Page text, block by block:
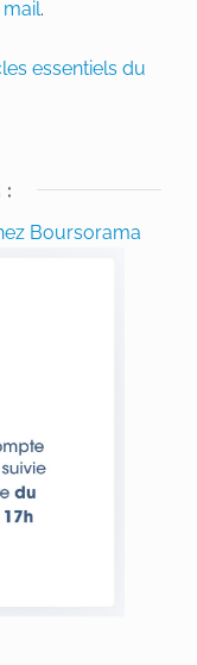
mail.
essentiels du
:
Boursorama